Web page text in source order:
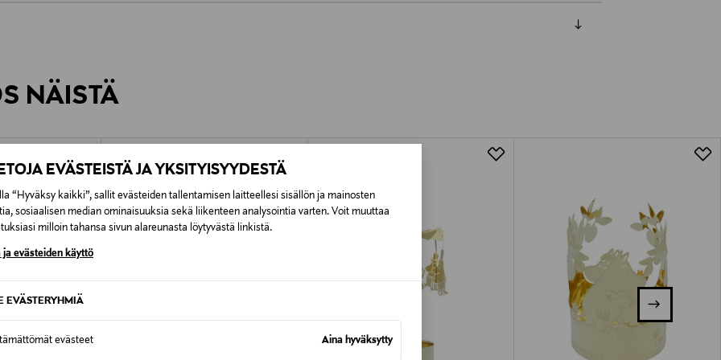
EVÄSTEISTÄ JA YKSITYISYYDESTÄ
“Hyväksy kaikki”, sallit evästeiden tallentamisen laitteellesi sisällön ja mainosten
sosiaalisen median ominaisuuksia sekä liikenteen analysointia varten. Voit muuttaa
milloin tahansa sivun alareunasta löytyvästä linkistä.
ja evästeiden käyttö
EVÄSTERYHMIÄ
evästeet Aina hyväksytty
Alk. 6,90 €, kun toimitus on saatavilla valittuun osoitteeseen.
NÄISTÄ